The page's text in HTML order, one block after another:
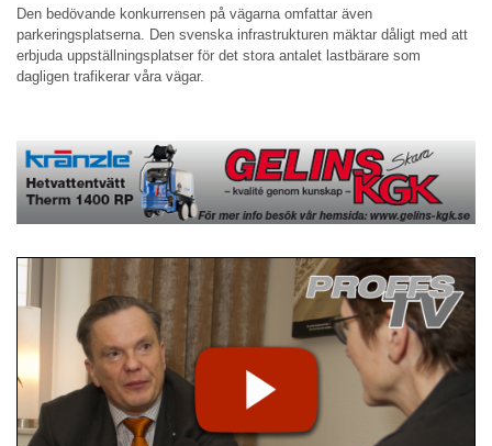
Den bedövande konkurrensen på vägarna omfattar även
parkeringsplatserna. Den svenska infrastrukturen mäktar dåligt med att
erbjuda uppställningsplatser för det stora antalet lastbärare som
dagligen trafikerar våra vägar.